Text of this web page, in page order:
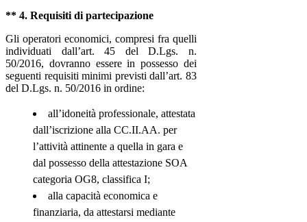
** 4. Requisiti di partecipazione
Gli operatori economici, compresi fra quelli
individuati dall’art. 45 del D.Lgs. n.
50/2016, dovranno essere in possesso dei
seguenti requisiti minimi previsti dall’art. 83
del D.Lgs. n. 50/2016 in ordine:
all’idoneità professionale, attestata
dall’iscrizione alla CC.II.AA. per
l’attività attinente a quella in gara e
dal possesso della attestazione SOA
categoria OG8, classifica I;
alla capacità economica e
finanziaria, da attestarsi mediante